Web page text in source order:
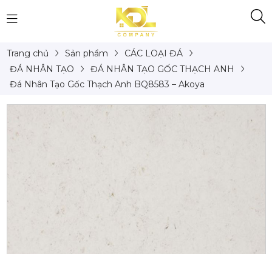
Trang chủ Sản phẩm
CÁC LOẠI ĐÁ
ĐÁ NHÂN TẠO
ĐÁ NHÂN TẠO GỐC THẠCH ANH
Đá Nhân Tạo Gốc Thạch Anh BQ8583 – Akoya